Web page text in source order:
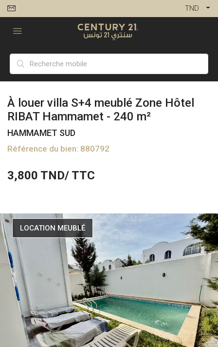
TND
À louer villa S+4 meublé Zone Hôtel
RIBAT Hammamet - 240 m²
HAMMAMET SUD
Référence du bien: 880792
3,800 TND/ TTC
LOCATION MEUBLÉ